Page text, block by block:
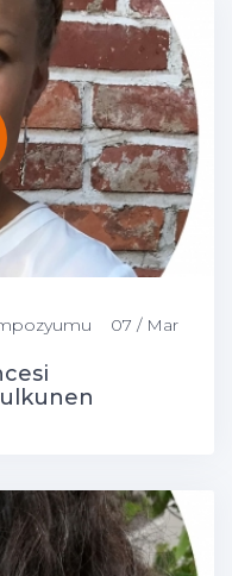
07 / Mar